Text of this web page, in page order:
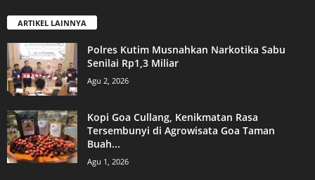
ARTIKEL LAINNYA
Polres Kutim Musnahkan Narkotika Sabu
Senilai Rp1,3 Miliar
Agu 2, 2026
Kopi Goa Cullang, Kenikmatan Rasa
Tersembunyi di Agrowisata Goa Taman
Buah...
Agu 1, 2026